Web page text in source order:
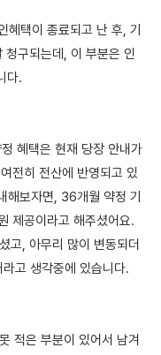
혜택이 종료되고 난 후, 기
구되는데, 이 부분은 인
다.
혜택은 현재 당장 안내가
전히 전산에 반영되고 있
해보자면, 36개월 약정 기
제공이라고 해주셨어요.
고, 아무리 많이 변동되더
고 생각중에 있습니다.
적은 부분이 있어서 남겨